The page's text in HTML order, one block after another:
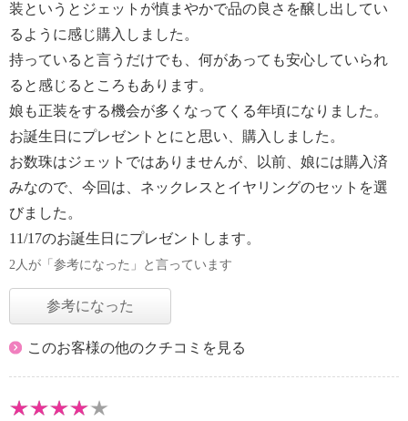
装というとジェットが慎まやかで品の良さを醸し出してい
るように感じ購入しました。
持っていると言うだけでも、何があっても安心していられ
ると感じるところもあります。
娘も正装をする機会が多くなってくる年頃になりました。
お誕生日にプレゼントとにと思い、購入しました。
お数珠はジェットではありませんが、以前、娘には購入済
みなので、今回は、ネックレスとイヤリングのセットを選
びました。
11/17のお誕生日にプレゼントします。
2人が「参考になった」と言っています
参考になった
このお客様の他のクチコミを見る